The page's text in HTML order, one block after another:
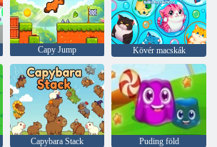
Capy Jump Kövér macskák
Capybara Stack Puding föld